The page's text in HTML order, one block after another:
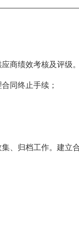
商绩效考核及评级
同终止手续；
、归档工作。建立